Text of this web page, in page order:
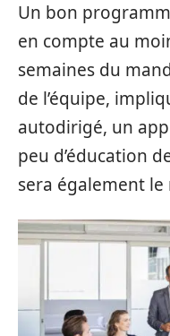
Un bon
en compte au
semaines du
de l’équipe,
autodirigé, un
peu d’éducation
sera également